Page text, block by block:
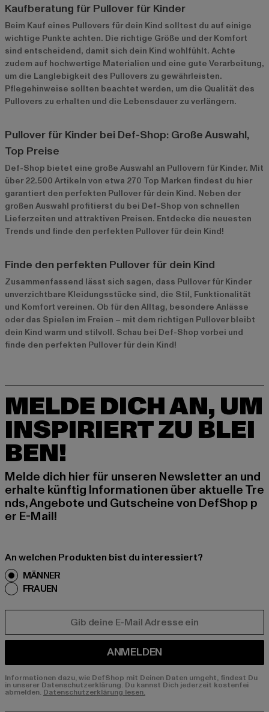
Kaufberatung für Pullover für Kinder
Beim Kauf eines Pullovers für dein Kind solltest du auf einige
wichtige Punkte achten. Die richtige Größe und der Komfort
sind entscheidend, damit sich dein Kind wohlfühlt. Achte
zudem auf hochwertige Materialien und eine gute Verarbeitung,
um die Langlebigkeit des Pullovers zu gewährleisten.
Pflegehinweise sollten beachtet werden, um die Qualität des
Pullovers zu erhalten und die Lebensdauer zu verlängern.
Pullover für Kinder bei Def-Shop: Große Auswahl,
Top Preise
Def-Shop bietet eine große Auswahl an Pullovern für Kinder. Mit
über 22.500 Artikeln von etwa 270 Top Marken findest du hier
garantiert den perfekten Pullover für dein Kind. Neben der
großen Auswahl profitierst du bei Def-Shop von schnellen
Lieferzeiten und attraktiven Preisen. Entdecke die neuesten
Trends und finde den perfekten Pullover für dein Kind!
Finde den perfekten Pullover für dein Kind
Zusammenfassend lässt sich sagen, dass Pullover für Kinder
unverzichtbare Kleidungsstücke sind, die Stil, Funktionalität
und Komfort vereinen. Ob für den Alltag, besondere Anlässe
oder das Spielen im Freien – mit dem richtigen Pullover bleibt
dein Kind warm und stilvoll. Schau bei Def-Shop vorbei und
finde den perfekten Pullover für dein Kind!
MELDE DICH AN, UM
INSPIRIERT ZU BLEI
BEN!
Melde dich hier für unseren Newsletter an und
erhalte künftig Informationen über aktuelle Tre
nds, Angebote und Gutscheine von DefShop p
er E-Mail!
An welchen Produkten bist du interessiert?
MÄNNER
FRAUEN
ANMELDEN
Informationen dazu, wie DefShop mit Deinen Daten umgeht, findest Du
in unserer Datenschutzerklärung. Du kannst Dich jederzeit kostenfei
abmelden. Datenschutzerklärung lesen.